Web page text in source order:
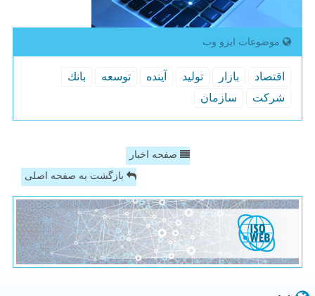
موضوعات ایزو وب
اقتصاد بازار تولید آینده توسعه
بانك
شركت
سازمان
صفحه اخبار
بازگشت به صفحه اصلی